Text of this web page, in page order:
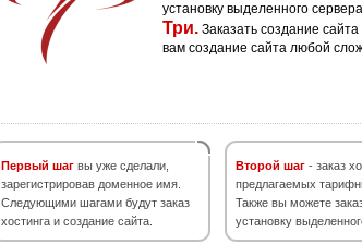
установку выделенного
Три. Заказать создание
вам создание сайта любой
Первый шаг вы уже сделали,
зарегистрировав доменное имя.
Следующими шагами будут заказ
хостинга и создание сайта.
Второй шаг - заказ
предлагаемых
Также вы можете
установку